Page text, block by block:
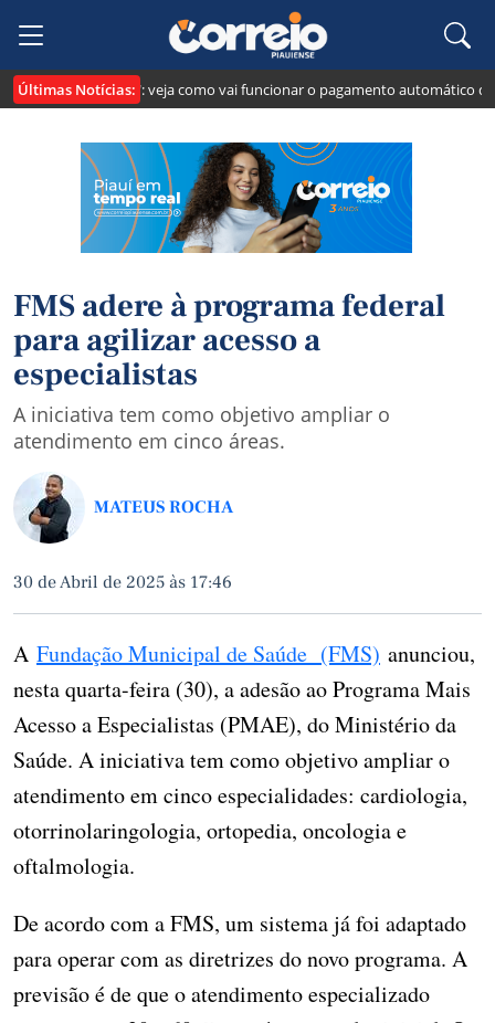
Últimas Notícias:
o "Pix Pensão": veja como vai funcionar o pagamento automático da
FMS adere à programa federal
para agilizar acesso a
especialistas
A iniciativa tem como objetivo ampliar o
atendimento em cinco áreas.
MATEUS ROCHA
30 de Abril de 2025 às 17:46
A Fundação Municipal de Saúde (FMS) anunciou,
nesta quarta-feira (30), a adesão ao Programa Mais
Acesso a Especialistas (PMAE), do Ministério da
Saúde. A iniciativa tem como objetivo ampliar o
atendimento em cinco especialidades: cardiologia,
otorrinolaringologia, ortopedia, oncologia e
oftalmologia.
De acordo com a FMS, um sistema já foi adaptado
para operar com as diretrizes do novo programa. A
previsão é de que o atendimento especializado